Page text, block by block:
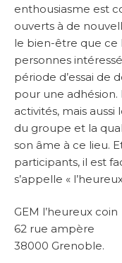
enthousiasme est
ouverts à de
le bien-être que ce
personnes
période d’essai de
pour une
activités, mais aussi
du groupe et la
son âme à ce lieu.
participants, il est
s’appelle «
GEM l’heureux coin
62 rue ampère
38000 Grenoble.